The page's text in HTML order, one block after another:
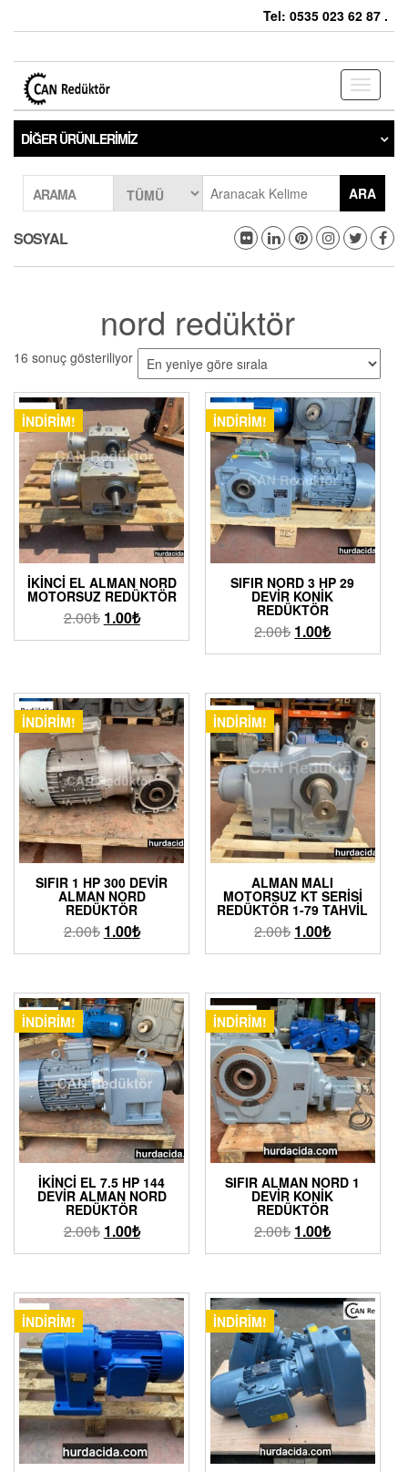
Tel: 0535 023 62 87 .
Toggle
DIĞER ÜRÜNLERIMIZ
ARAMA ARA
SOSYAL
nord redüktör
16 sonuç gösteriliyor
İNDIRIM!
İKINCI EL ALMAN NORD
MOTORSUZ REDÜKTÖR
2.00₺ 1.00₺
İNDIRIM!
SIFIR NORD 3 HP 29
DEVIR KONIK
REDÜKTÖR
2.00₺ 1.00₺
İNDIRIM!
SIFIR 1 HP 300 DEVIR
ALMAN NORD
REDÜKTÖR
2.00₺ 1.00₺
İNDIRIM!
ALMAN MALI
MOTORSUZ KT SERISI
REDÜKTÖR 1-79 TAHVIL
2.00₺ 1.00₺
İNDIRIM!
İKINCI EL 7.5 HP 144
DEVIR ALMAN NORD
REDÜKTÖR
2.00₺ 1.00₺
İNDIRIM!
SIFIR ALMAN NORD 1
DEVIR KONIK
REDÜKTÖR
2.00₺ 1.00₺
İNDIRIM! İNDIRIM!